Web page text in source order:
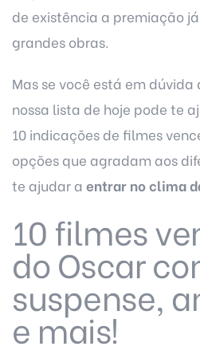
de existência a premiação
grandes obras.
Mas se você está em
nossa lista de hoje pode te
10 indicações de filmes
opções que agradam aos
te ajudar a entrar no clima
10 filmes
do Oscar
suspense,
e mais!